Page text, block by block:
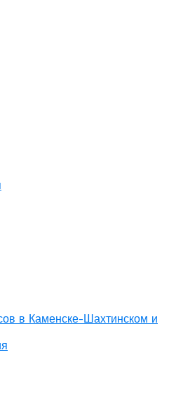
в Каменске-Шахтинском и